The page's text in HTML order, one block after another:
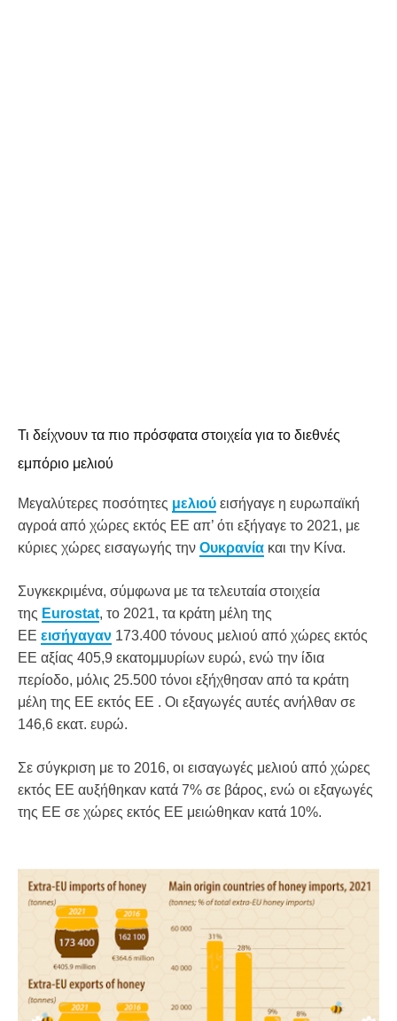
Τι δείχνουν τα πιο πρόσφατα στοιχεία για το διεθνές
εμπόριο μελιού
Μεγαλύτερες ποσότητες μελιού εισήγαγε η ευρωπαϊκή
αγροά από χώρες εκτός ΕΕ απ’ ότι εξήγαγε το 2021, με
κύριες χώρες εισαγωγής την Ουκρανία και την Κίνα.
Συγκεκριμένα, σύμφωνα με τα τελευταία στοιχεία
της Eurostat, το 2021, τα κράτη μέλη της
ΕΕ εισήγαγαν 173.400 τόνους μελιού από χώρες εκτός
ΕΕ αξίας 405,9 εκατομμυρίων ευρώ, ενώ την ίδια
περίοδο, μόλις 25.500 τόνοι εξήχθησαν από τα κράτη
μέλη της ΕΕ εκτός ΕΕ . Οι εξαγωγές αυτές ανήλθαν σε
146,6 εκατ. ευρώ.
Σε σύγκριση με το 2016, οι εισαγωγές μελιού από χώρες
εκτός ΕΕ αυξήθηκαν κατά 7% σε βάρος, ενώ οι εξαγωγές
της ΕΕ σε χώρες εκτός ΕΕ μειώθηκαν κατά 10%.